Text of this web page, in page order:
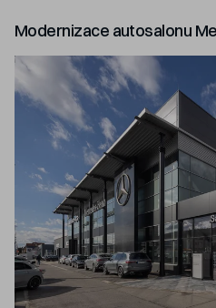
Modernizace autosalonu